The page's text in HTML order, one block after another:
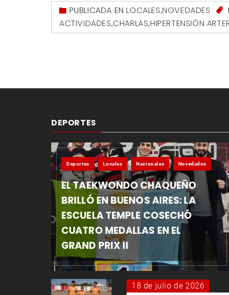
PUBLICADA ENLOCALES,NOVEDADES
ACTIVIDADES,CHARLAS,HIPERTENSIÓN
DEPORTES
Deportes Locales Nacionales Novedades
EL TAEKWONDO CHAQUEÑO
BRILLÓ EN BUENOS AIRES: LA
ESCUELA TEMPLE COSECHÓ
CUATRO MEDALLAS EN EL
GRAND PRIX II
18 de julio de 2026